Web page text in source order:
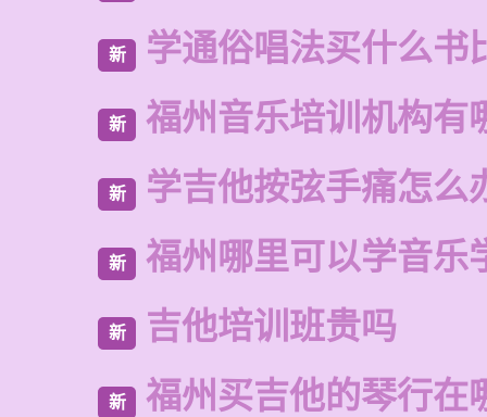
新 学通俗唱法买什么书
新 福州音乐培训机构有
新 学吉他按弦手痛怎么
新 福州哪里可以学音乐
新 吉他培训班贵吗
新 福州买吉他的琴行在